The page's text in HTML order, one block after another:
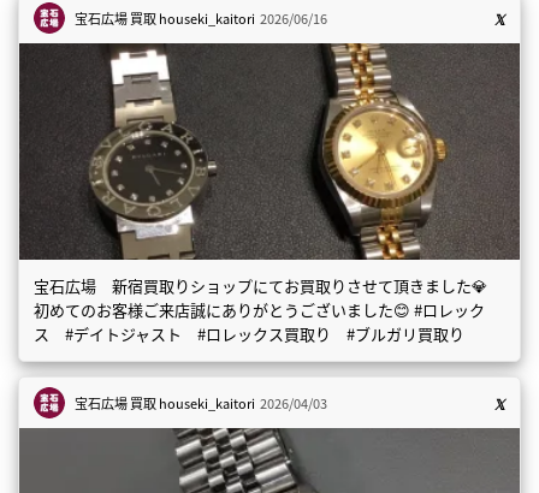
宝石広場 買取houseki_kaitori 2026/06/16
宝石広場 新宿買取りショップにてお買取りさせて頂きました💎
初めてのお客様ご来店誠にありがとうございました😊 #ロレック
ス #デイトジャスト #ロレックス買取り #ブルガリ買取り
宝石広場 買取houseki_kaitori 2026/04/03